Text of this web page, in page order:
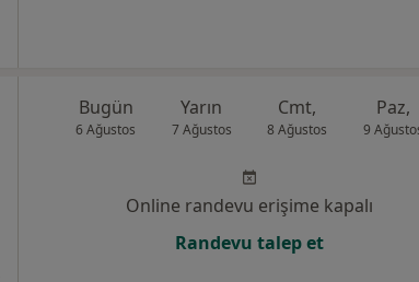
Bugün
6 Ağustos
Yarın
7 Ağustos
Cmt,
8 Ağustos
Paz,
9
Online randevu erişime kapalı
Randevu talep et